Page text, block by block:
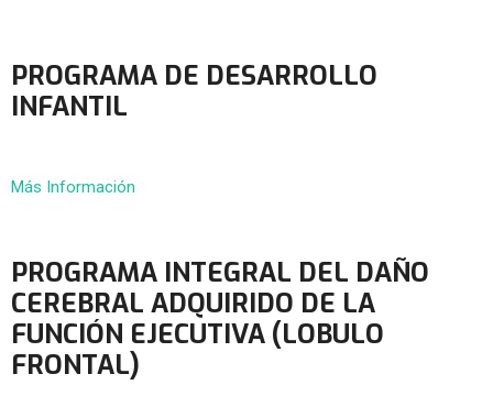
PROGRAMA DE DESARROLLO
INFANTIL
Más Información
PROGRAMA INTEGRAL DEL DAÑO
CEREBRAL ADQUIRIDO DE LA
FUNCIÓN EJECUTIVA (LOBULO
FRONTAL)